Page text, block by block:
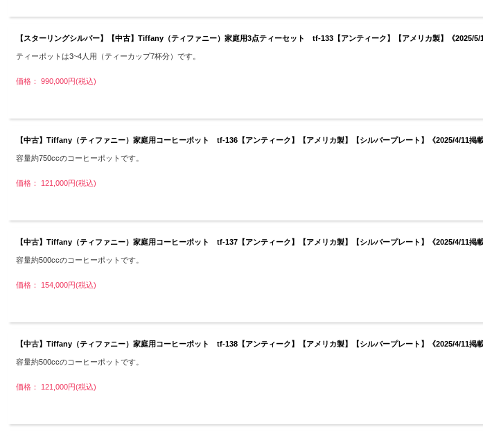
【スターリングシルバー】【中古】Tiffany（ティファニー）家庭用3点ティーセット tf-133【アンティーク】【アメリカ製】《2025/5/
ティーポットは3~4人用（ティーカップ7杯分）です。
価格： 990,000円(税込)
【中古】Tiffany（ティファニー）家庭用コーヒーポット tf-136【アンティーク】【アメリカ製】【シルバープレート】《2025/4/11掲載
容量約750ccのコーヒーポットです。
価格： 121,000円(税込)
【中古】Tiffany（ティファニー）家庭用コーヒーポット tf-137【アンティーク】【アメリカ製】【シルバープレート】《2025/4/11掲載
容量約500ccのコーヒーポットです。
価格： 154,000円(税込)
【中古】Tiffany（ティファニー）家庭用コーヒーポット tf-138【アンティーク】【アメリカ製】【シルバープレート】《2025/4/11掲載
容量約500ccのコーヒーポットです。
価格： 121,000円(税込)